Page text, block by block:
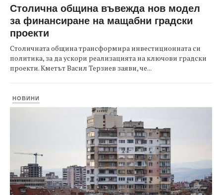
Столична община въвежда нов модел
за финансиране на мащабни градски
проекти
Столичната община трансформира инвестиционната си
политика, за да ускори реализацията на ключови градски
проекти. Кметът Васил Терзиев заяви, че...
НОВИНИ